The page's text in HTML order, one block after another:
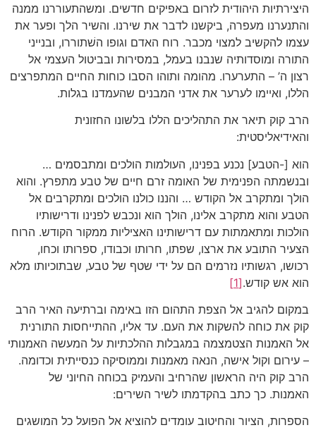
היצירתיות היהודית לזרום באפיקים חדשים. ומשהתעוררנו ממנה
והתנערנו מעפרה, ביקשנו לדבר את שירנו. והשיר הלך ופער את
עצמו להקשיב למצוי מכבר. רוח האדם וגופו השׁתוררו, ובנייני
התורה ומוסדותיה שנבנו בעמל, במסירות ובביטול העצמי אל
רצון ה’ – התערערו. מהומה ותוהו הסבו כוחות החיים המתפרצים
הללו, ואיימו לערער את אדני המבנים שהעמדנו בגלות.
הרב קוק תיאר את התהליכים הללו בלשונו החזונית
והאידיאליסטית:
הוא [-הטבע] נכנע בפנינו, העולמות הולכים ומתבסמים …
ובנשמתה הפנימית של האומה זרם חיים של טבע מתפרץ. והוא
הולך ומתקרב אל הקודש … והננו כולנו הולכים ומתקרבים אל
הטבע והוא מתקרב אלינו, הולך הוא ונכבש לפנינו ודרישותיו
הולכות ומתאמתות עם דרישותינו האציליות ממקור הקודש. הרוח
הצעיר התובע את ארצו, שפתו, חרותו וכבודו, ספרותו וכחו,
רכושו, רגשותיו נזרמים הם על ידי שטף של טבע, שבתוכיותו מלא
הוא אש קודש.[1]
במקום להגיב אל הצפת התהום הזו באימה וברתיעה האיר הרב
קוק את כוחה להשקות את העם. עד אליו, ההתייחסות התורנית
אל האמנות הצטמצמה במגבלות ההלכתיות על המעשה האמנותי
– עירום וקול אישה, הנאה מאמנות וממוסיקה כנסייתית וכדומה.
הרב קוק היה הראשון שהרחיב והעמיק בכוחה החיוני של
האמנות. כך כתב בהקדמתו לשיר השירים:
הספרות, הציור והחיטוב עומדים להוציא אל הפועל כל המושגים